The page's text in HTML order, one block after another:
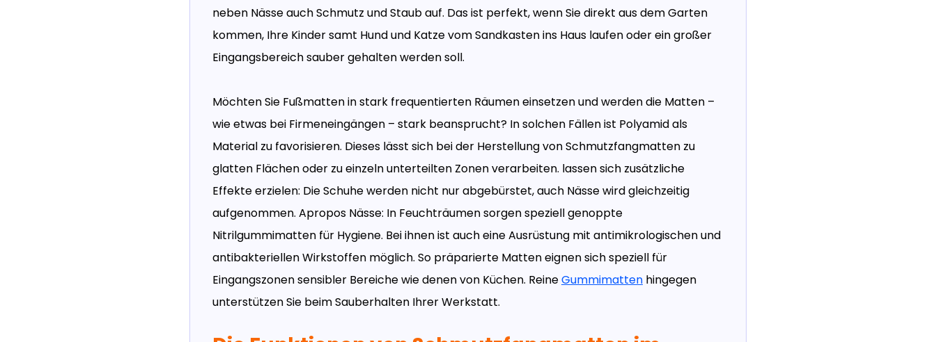
neben Nässe auch Schmutz und Staub auf. Das ist perfekt, wenn Sie direkt aus dem Garten
kommen, Ihre Kinder samt Hund und Katze vom Sandkasten ins Haus laufen oder ein großer
Eingangsbereich sauber gehalten werden soll.
Möchten Sie Fußmatten in stark frequentierten Räumen einsetzen und werden die Matten –
wie etwas bei Firmeneingängen – stark beansprucht? In solchen Fällen ist Polyamid als
Material zu favorisieren. Dieses lässt sich bei der Herstellung von Schmutzfangmatten zu
glatten Flächen oder zu einzeln unterteilten Zonen verarbeiten. lassen sich zusätzliche
Effekte erzielen: Die Schuhe werden nicht nur abgebürstet, auch Nässe wird gleichzeitig
aufgenommen. Apropos Nässe: In Feuchträumen sorgen speziell genoppte
Nitrilgummimatten für Hygiene. Bei ihnen ist auch eine Ausrüstung mit antimikrologischen und
antibakteriellen Wirkstoffen möglich. So präparierte Matten eignen sich speziell für
Eingangszonen sensibler Bereiche wie denen von Küchen. ReineGummimatten hingegen
unterstützen Sie beim Sauberhalten Ihrer Werkstatt.